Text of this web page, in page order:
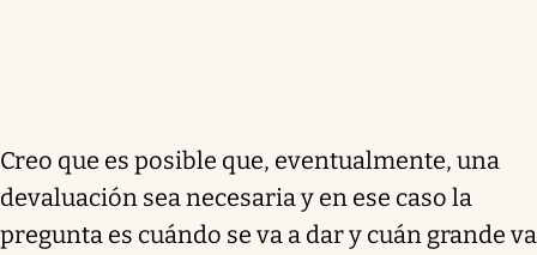
Creo que es posible que, eventualmente, una
devaluación sea necesaria y en ese caso la
pregunta es cuándo se va a dar y cuán grande va